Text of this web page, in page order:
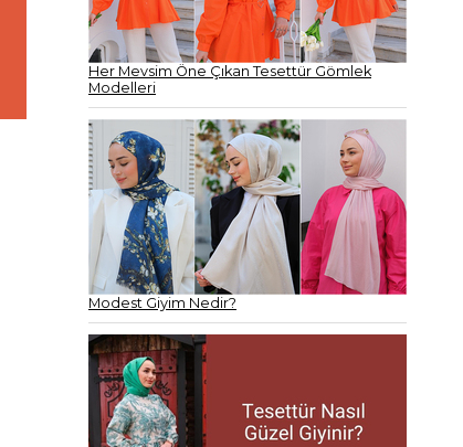
Her Mevsim Öne Çıkan Tesettür Gömlek
Modelleri
Modest Giyim Nedir?